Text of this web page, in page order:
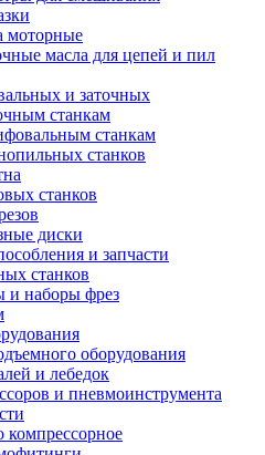
моторные
масла для цепей и пил
и заточных
станкам
станкам
станков
станков
диски
и запчасти
станков
и наборы фрез
оборудования
и лебедок
и пневмоинструмента
компрессорное